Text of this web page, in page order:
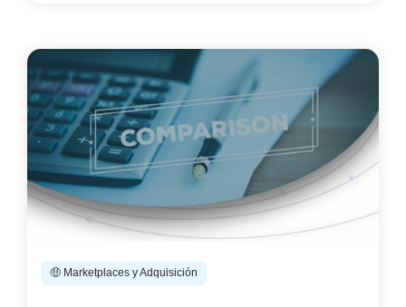
🤑 Marketplaces y Adquisición